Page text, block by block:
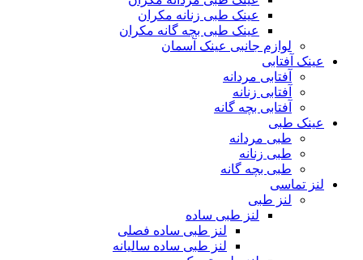
عینک طبی زنانه مکران
عینک طبی بچه گانه مکران
لوازم جانبی عینک آسمان
عینک آفتابی
آفتابی مردانه
آفتابی زنانه
آفتابی بچه گانه
عینک طبی
طبی مردانه
طبی زنانه
طبی بچه گانه
لنز تماسی
لنز طبی
لنز طبی ساده
لنز طبی ساده فصلی
لنز طبی ساده سالیانه